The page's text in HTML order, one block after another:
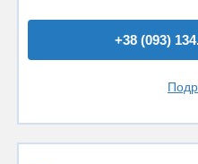
+38 (093)